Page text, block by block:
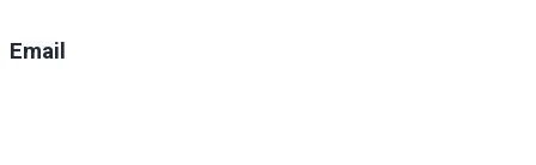
Email